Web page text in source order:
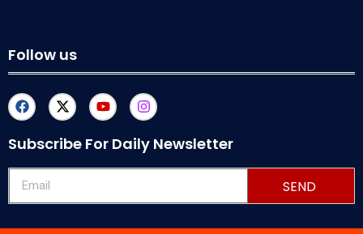
Follow us
Subscribe For Daily Newsletter
SEND